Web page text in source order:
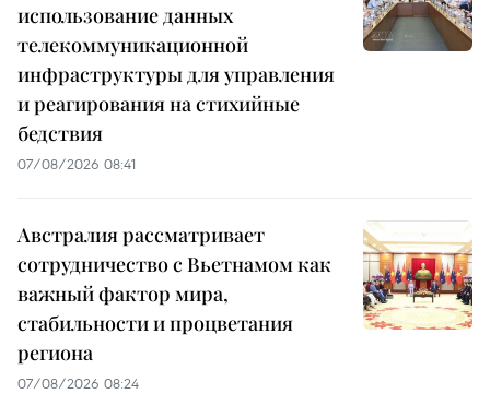
использование данных
телекоммуникационной
инфраструктуры для управления
и реагирования на стихийные
бедствия
07/08/2026 08:41
Австралия рассматривает
сотрудничество с Вьетнамом как
важный фактор мира,
стабильности и процветания
региона
07/08/2026 08:24